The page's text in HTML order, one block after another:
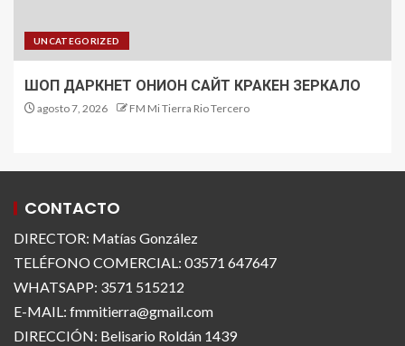
UNCATEGORIZED
ШОП ДАРКНЕТ ОНИОН САЙТ КРАКЕН ЗЕРКАЛО
agosto 7, 2026 FM Mi Tierra Rio Tercero
CONTACTO
DIRECTOR: Matías González
TELÉFONO COMERCIAL: 03571 647647
WHATSAPP: 3571 515212
E-MAIL: fmmitierra@gmail.com
DIRECCIÓN: Belisario Roldán 1439